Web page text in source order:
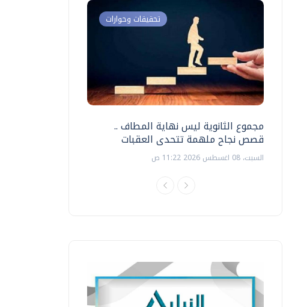
تحقيقات وحوارات
مجموع الثانوية ليس نهاية المطاف ..
قصص نجاح ملهمة تتحدى العقبات
السبت، 08 اغسطس 2026 11:22 ص